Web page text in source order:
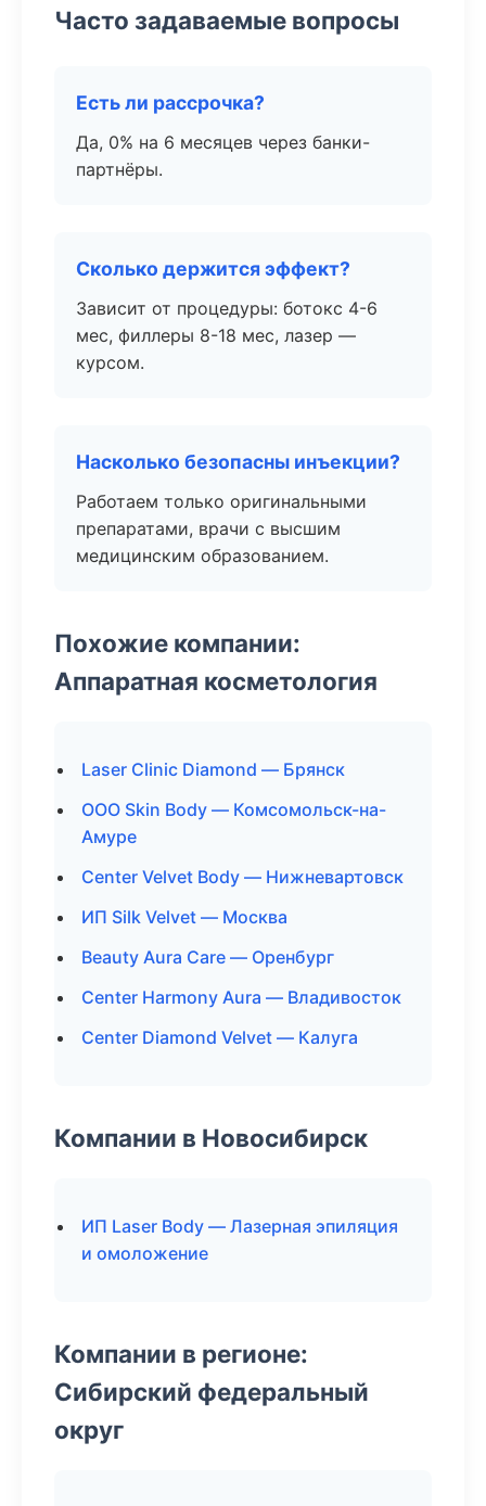
Часто задаваемые вопросы
Есть ли рассрочка?
Да, 0% на 6 месяцев через банки-
партнёры.
Сколько держится эффект?
Зависит от процедуры: ботокс 4-6
мес, филлеры 8-18 мес, лазер —
курсом.
Насколько безопасны инъекции?
Работаем только оригинальными
препаратами, врачи с высшим
медицинским образованием.
Похожие компании:
Аппаратная косметология
Laser Clinic Diamond — Брянск
ООО Skin Body — Комсомольск-на-
Амуре
Center Velvet Body — Нижневартовск
ИП Silk Velvet — Москва
Beauty Aura Care — Оренбург
Center Harmony Aura — Владивосток
Center Diamond Velvet — Калуга
Компании в Новосибирск
ИП Laser Body — Лазерная эпиляция
и омоложение
Компании в регионе:
Сибирский федеральный
округ